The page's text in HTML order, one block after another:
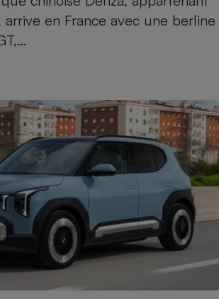
arrive en France avec une berline